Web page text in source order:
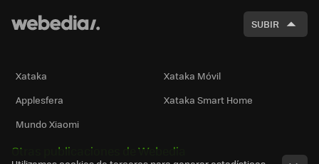
SUBIR
Xataka
Xataka Móvil
Applesfera
Xataka Smart Home
Mundo Xiaomi
Otras publicaciones de Webedia